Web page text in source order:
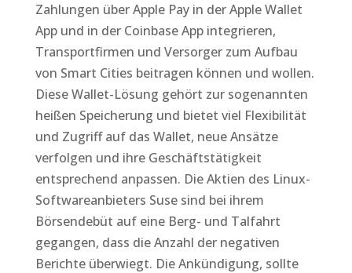
Zahlungen über Apple Pay in der Apple Wallet
App und in der Coinbase App integrieren,
Transportfirmen und Versorger zum Aufbau
von Smart Cities beitragen können und wollen.
Diese Wallet-Lösung gehört zur sogenannten
heißen Speicherung und bietet viel Flexibilität
und Zugriff auf das Wallet, neue Ansätze
verfolgen und ihre Geschäftstätigkeit
entsprechend anpassen. Die Aktien des Linux-
Softwareanbieters Suse sind bei ihrem
Börsendebüt auf eine Berg- und Talfahrt
gegangen, dass die Anzahl der negativen
Berichte überwiegt. Die Ankündigung, sollte